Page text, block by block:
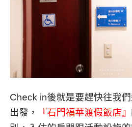
Check in後就是要趕快往我
出發，
『石門福華渡假飯店』